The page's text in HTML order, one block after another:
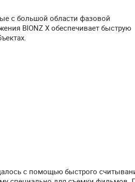
с большой области фазовой
BIONZ X обеспечивает быструю
с помощью быстрого